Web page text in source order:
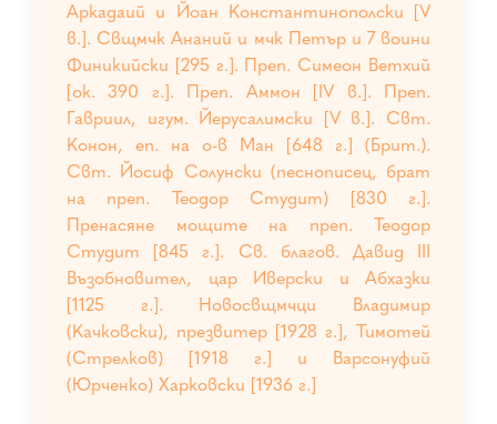
Аркадаий и Йоан Константинополски [V
в.]. Свщмчк Ананий и мчк Петър и 7 воини
Финикийски [295 г.]. Преп. Симеон Ветхий
[ок. 390 г.]. Преп. Аммон [IV в.]. Преп.
Гавриил, игум. Йерусалимски [V в.]. Свт.
Конон, еп. на о-в Ман [648 г.] (Брит.).
Свт. Йосиф Солунски (песнописец, брат
на преп. Теодор Студит) [830 г.].
Пренасяне мощите на преп. Теодор
Студит [845 г.]. Св. благов. Давид III
Възобновител, цар Иверски и Абхазки
[1125 г.]. Новосвщмчци Владимир
(Качковски), презвитер [1928 г.], Тимотей
(Стрелков) [1918 г.] и Варсонуфий
(Юрченко) Харковски [1936 г.]